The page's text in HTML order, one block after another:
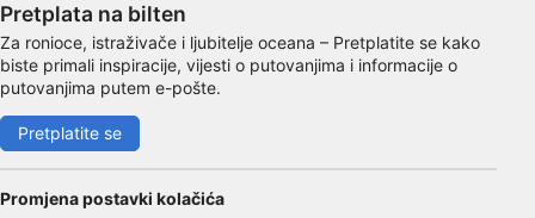
Pretplata na bilten
Za ronioce, istraživače i ljubitelje oceana – Pretplatite se kako
biste primali inspiracije, vijesti o putovanjima i informacije o
putovanjima putem e-pošte.
Pretplatite se
Promjena postavki kolačića